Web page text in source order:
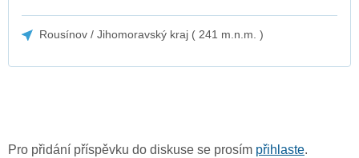
Rousínov / Jihomoravský kraj ( 241 m.n.m. )
Pro přidání příspěvku do diskuse se prosím přihlaste.